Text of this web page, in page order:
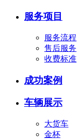
服务项目
服务流程
售后服务
收费标准
成功案例
车辆展示
大货车
金杯